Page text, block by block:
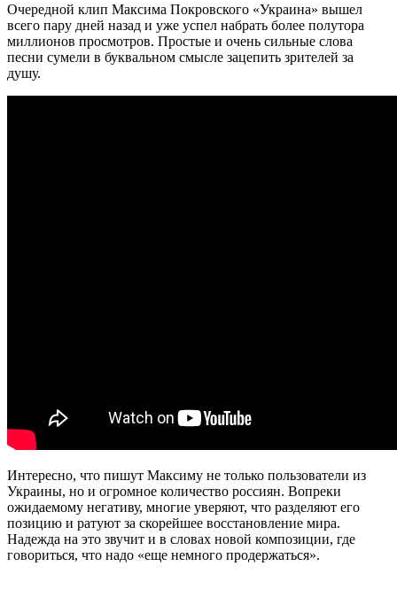
Очередной клип Максима Покровского «Украина» вышел
всего пару дней назад и уже успел набрать более полутора
миллионов просмотров. Простые и очень сильные слова
песни сумели в буквальном смысле зацепить зрителей за
душу.
Интересно, что пишут Максиму не только пользователи из
Украины, но и огромное количество россиян. Вопреки
ожидаемому негативу, многие уверяют, что разделяют его
позицию и ратуют за скорейшее восстановление мира.
Надежда на это звучит и в словах новой композиции, где
говориться, что надо «еще немного продержаться».